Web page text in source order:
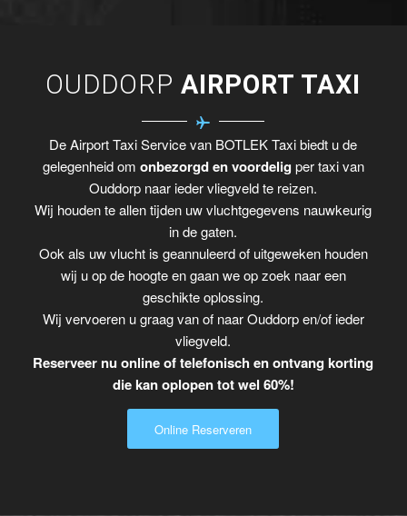
OUDDORPAIRPORT TAXI
De Airport Taxi Service van BOTLEK Taxi biedt u de
gelegenheid om onbezorgd en voordelig per taxi van
Ouddorp naar ieder vliegveld te reizen.
Wij houden te allen tijden uw vluchtgegevens nauwkeurig
in de gaten.
Ook als uw vlucht is geannuleerd of uitgeweken houden
wij u op de hoogte en gaan we op zoek naar een
geschikte oplossing.
Wij vervoeren u graag van of naar Ouddorp en/of ieder
vliegveld.
Reserveer nu online of telefonisch en ontvang korting
die kan oplopen tot wel 60%!
Online Reserveren